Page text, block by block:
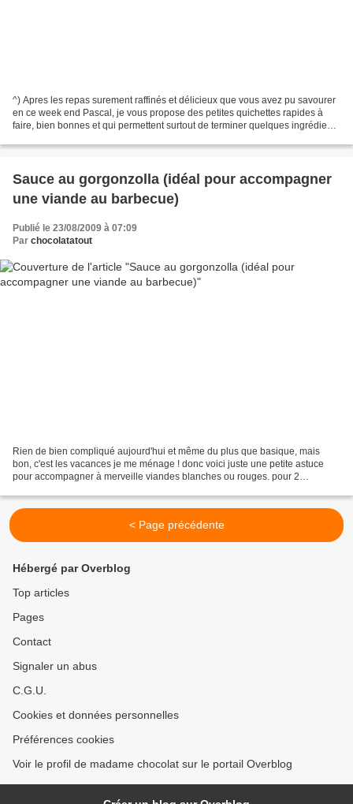
^) Apres les repas surement raffinés et délicieux que vous avez pu savourer
en ce week end Pascal, je vous propose des petites quichettes rapides à
faire, bien bonnes et qui permettent surtout de terminer quelques ingrédients
Sauce au gorgonzolla (idéal pour accompagner
une viande au barbecue)
Publié le 23/08/2009 à 07:09
Par chocolatatout
Rien de bien compliqué aujourd'hui et même du plus que basique, mais
bon, c'est les vacances je me ménage ! donc voici juste une petite astuce
pour accompagner à merveille viandes blanches ou rouges. pour 2
< Page précédente
Hébergé par Overblog
Top articles
Pages
Contact
Signaler un abus
C.G.U.
Cookies et données personnelles
Préférences cookies
Voir le profil de madame chocolat sur le portail Overblog